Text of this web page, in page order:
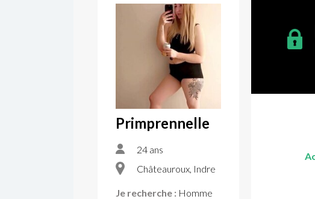
Primprennelle
24 ans
Châteauroux, Indre
Je recherche : Homme